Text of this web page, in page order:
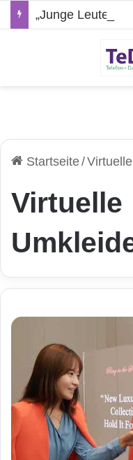
Startseite/
Virtuelle